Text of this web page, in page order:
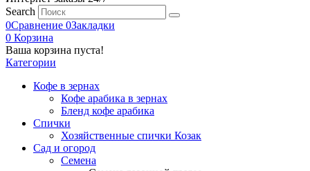
Search
0Сравнение 0Закладки
0 Корзина
Ваша корзина пуста!
Категории
Кофе в зернах
Кофе арабика в зернах
Бленд кофе арабика
Спички
Хозяйственные спички Козак
Сад и огород
Семена